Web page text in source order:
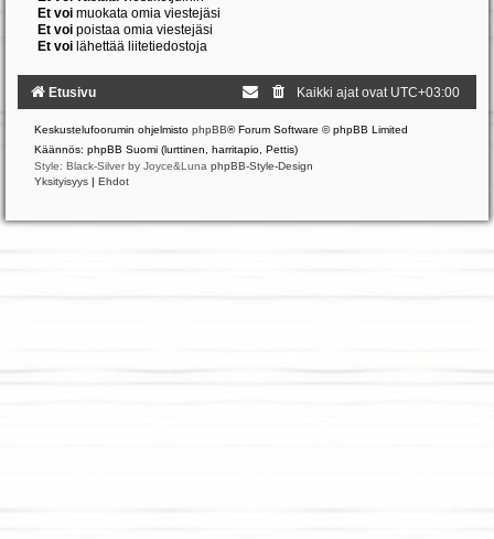
Et voi muokata omia viestejäsi
Et voi poistaa omia viestejäsi
Et voi lähettää liitetiedostoja
Etusivu Kaikki ajat ovat UTC+03:00
Keskustelufoorumin ohjelmisto phpBB® Forum Software © phpBB Limited
Käännös: phpBB Suomi (lurttinen, harritapio, Pettis)
Style: Black-Silver by Joyce&Luna phpBB-Style-Design
Yksityisyys | Ehdot